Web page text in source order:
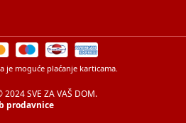
je moguće plaćanje karticama.
SVE ZA VAŠ DOM.
prodavnice